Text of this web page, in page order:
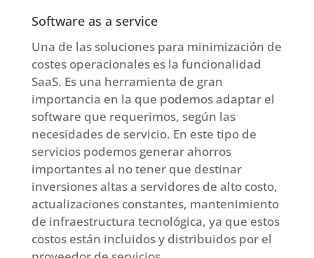
Software as a service
Una de las soluciones para minimización de
costes operacionales es la funcionalidad
SaaS. Es una herramienta de gran
importancia en la que podemos adaptar el
software que requerimos, según las
necesidades de servicio. En este tipo de
servicios podemos generar ahorros
importantes al no tener que destinar
inversiones altas a servidores de alto costo,
actualizaciones constantes, mantenimiento
de infraestructura tecnológica, ya que estos
costos están incluidos y distribuidos por el